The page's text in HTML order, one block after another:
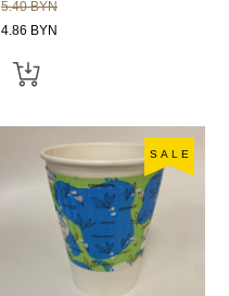
5.40 BYN
4.86 BYN
SALE